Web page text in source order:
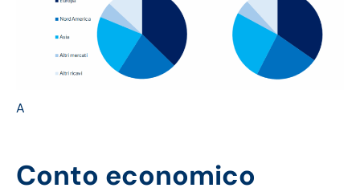
A
Conto economico